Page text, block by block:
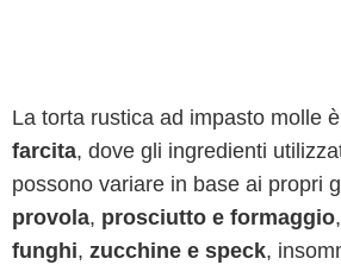
La torta rustica ad impasto molle
farcita, dove gli ingredienti
possono variare in base ai propri
provola, prosciutto e formaggio,
funghi, zucchine e speck,